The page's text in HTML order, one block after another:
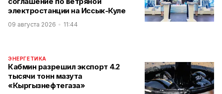
электростанции на Иссык-Куле
09 августа 2026 11:44
ЭНЕРГЕТИКА
Кабмин разрешил экспорт 4.2
тысячи тонн мазута
«Кыргызнефтегаза»